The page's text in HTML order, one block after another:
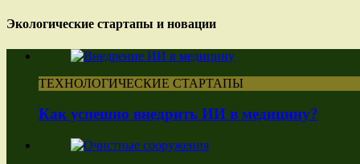
Экологические стартапы и новации
ТЕХНОЛОГИЧЕСКИЕ СТАРТАПЫ
Как успешно внедрить ИИ в медицину?